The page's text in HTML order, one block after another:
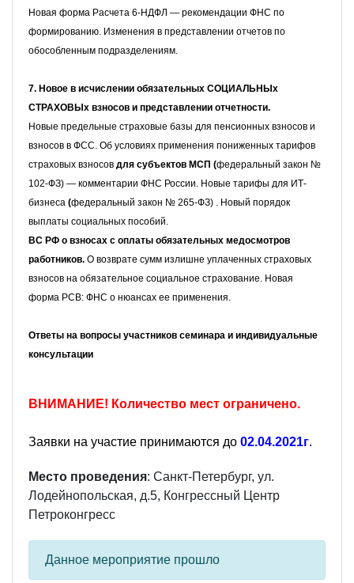
Новая форма Расчета 6-НДФЛ — рекомендации ФНС по
формированию. Изменения в представлении отчетов по
обособленным подразделениям.
7. Новое в исчислении обязательных СОЦИАЛЬНЫх
СТРАХОВЫх взносов и представлении отчетности.
Новые предельные страховые базы для пенсионных взносов и
взносов в ФСС. Об условиях применения пониженных тарифов
страховых взносов для субъектов МСП (федеральный закон №
102-ФЗ) — комментарии ФНС России. Новые тарифы для ИТ-
бизнеса (федеральный закон № 265-ФЗ) . Новый порядок
выплаты социальных пособий.
ВС РФ о взносах с оплаты обязательных медосмотров
работников. О возврате сумм излишне уплаченных страховых
взносов на обязательное социальное страхование. Новая
форма РСВ: ФНС о нюансах ее применения.
Ответы на вопросы участников семинара и индивидуальные
консультации
ВНИМАНИЕ! Количество мест ограничено.
Заявки на участие принимаются до 02.04.2021г.
Место проведения: Санкт-Петербург, ул.
Лодейнопольская, д.5, Конгрессный Центр
Петроконгресс
Данное мероприятие прошло